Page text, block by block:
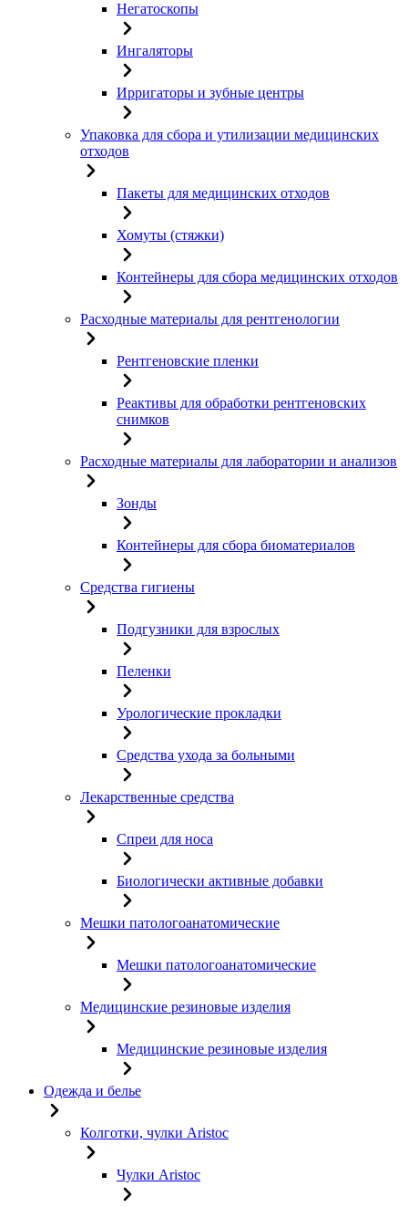
Негатоскопы
Ингаляторы
Ирригаторы и зубные центры
Упаковка для сбора и утилизации медицинских
отходов
Пакеты для медицинских отходов
Хомуты (стяжки)
Контейнеры для сбора медицинских отходов
Расходные материалы для рентгенологии
Рентгеновские пленки
Реактивы для обработки рентгеновских
снимков
Расходные материалы для лаборатории и анализов
Зонды
Контейнеры для сбора биоматериалов
Средства гигиены
Подгузники для взрослых
Пеленки
Урологические прокладки
Средства ухода за больными
Лекарственные средства
Спреи для носа
Биологически активные добавки
Мешки патологоанатомические
Мешки патологоанатомические
Медицинские резиновые изделия
Медицинские резиновые изделия
Одежда и белье
Колготки, чулки Aristoc
Чулки Aristoc